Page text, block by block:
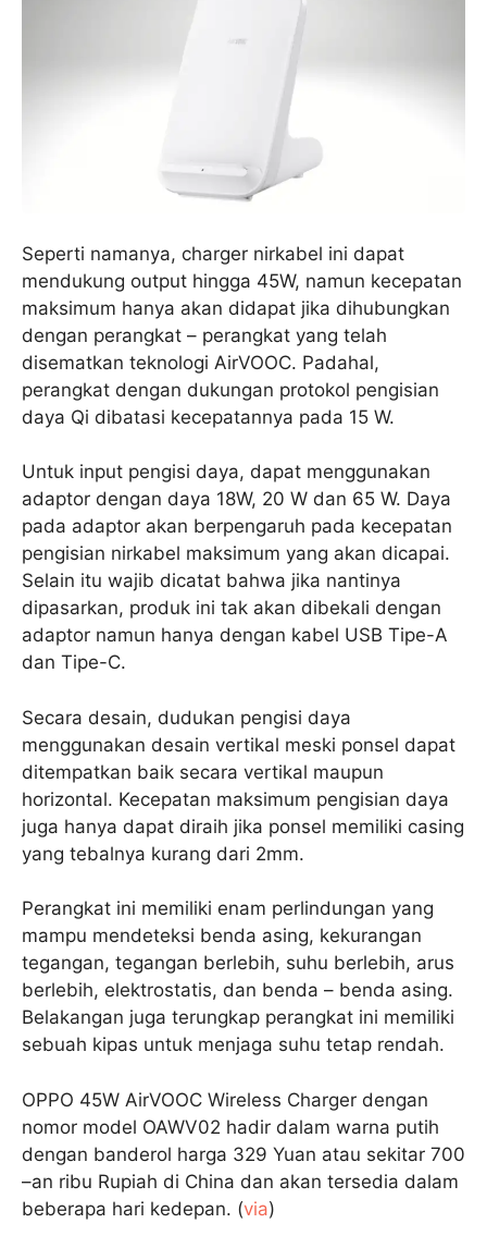
Seperti namanya, charger nirkabel ini dapat
mendukung output hingga 45W, namun kecepatan
maksimum hanya akan didapat jika dihubungkan
dengan perangkat – perangkat yang telah
disematkan teknologi AirVOOC. Padahal,
perangkat dengan dukungan protokol pengisian
daya Qi dibatasi kecepatannya pada 15 W.
Untuk input pengisi daya, dapat menggunakan
adaptor dengan daya 18W, 20 W dan 65 W. Daya
pada adaptor akan berpengaruh pada kecepatan
pengisian nirkabel maksimum yang akan dicapai.
Selain itu wajib dicatat bahwa jika nantinya
dipasarkan, produk ini tak akan dibekali dengan
adaptor namun hanya dengan kabel USB Tipe-A
dan Tipe-C.
Secara desain, dudukan pengisi daya
menggunakan desain vertikal meski ponsel dapat
ditempatkan baik secara vertikal maupun
horizontal. Kecepatan maksimum pengisian daya
juga hanya dapat diraih jika ponsel memiliki casing
yang tebalnya kurang dari 2mm.
Perangkat ini memiliki enam perlindungan yang
mampu mendeteksi benda asing, kekurangan
tegangan, tegangan berlebih, suhu berlebih, arus
berlebih, elektrostatis, dan benda – benda asing.
Belakangan juga terungkap perangkat ini memiliki
sebuah kipas untuk menjaga suhu tetap rendah.
OPPO 45W AirVOOC Wireless Charger dengan
nomor model OAWV02 hadir dalam warna putih
dengan banderol harga 329 Yuan atau sekitar 700
–an ribu Rupiah di China dan akan tersedia dalam
beberapa hari kedepan. (via)